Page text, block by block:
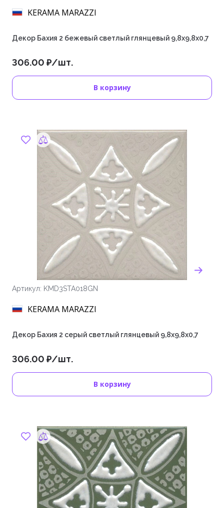
KERAMA MARAZZI
Декор Бахия 2 бежевый светлый глянцевый 9,8x9,8x0,7
306.00 ₽/шт.
В корзину
Артикул: KMD3STA018GN
KERAMA MARAZZI
Декор Бахия 2 серый светлый глянцевый 9,8x9,8x0,7
306.00 ₽/шт.
В корзину